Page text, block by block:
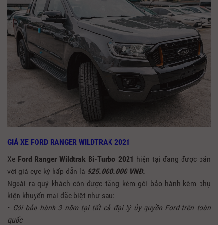
GIÁ XE FORD RANGER WILDTRAK 2021
Xe Ford Ranger Wildtrak Bi-Turbo 2021 hiện tại đang được bán
với giá cực kỳ hấp dẫn là 925.000.000 VNĐ.
Ngoài ra quý khách còn được tặng kèm gói bảo hành kèm phụ
kiện khuyến mại đặc biệt như sau:
• Gói bảo hành 3 năm tại tất cả đại lý ủy quyền Ford trên toàn
quốc